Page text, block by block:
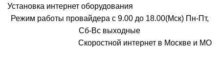
Установка интернет оборудования
Режим работы провайдера с 9.00 до 18.00(Мск) Пн-Пт,
Сб-Вс выходные
Скоростной интернет в Москве и МО